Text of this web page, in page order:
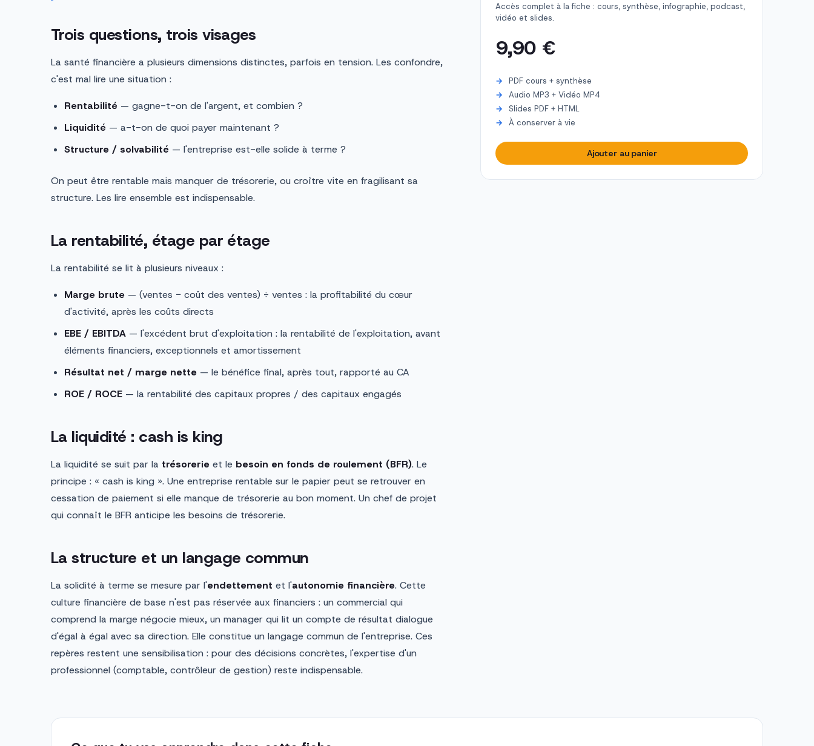
Trois questions, trois visages
La santé financière a plusieurs dimensions distinctes, parfois en tension. Les confondre,
c'est mal lire une situation :
Rentabilité — gagne-t-on de l'argent, et combien ?
Liquidité — a-t-on de quoi payer maintenant ?
Structure / solvabilité — l'entreprise est-elle solide à terme ?
On peut être rentable mais manquer de trésorerie, ou croître vite en fragilisant sa
structure. Les lire ensemble est indispensable.
La rentabilité, étage par étage
La rentabilité se lit à plusieurs niveaux :
Marge brute — (ventes − coût des ventes) ÷ ventes : la profitabilité du cœur
d'activité, après les coûts directs
EBE / EBITDA — l'excédent brut d'exploitation : la rentabilité de l'exploitation, avant
éléments financiers, exceptionnels et amortissement
Résultat net / marge nette — le bénéfice final, après tout, rapporté au CA
ROE / ROCE — la rentabilité des capitaux propres / des capitaux engagés
La liquidité : cash is king
La liquidité se suit par la trésorerie et le besoin en fonds de roulement (BFR). Le
principe : « cash is king ». Une entreprise rentable sur le papier peut se retrouver en
cessation de paiement si elle manque de trésorerie au bon moment. Un chef de projet
qui connaît le BFR anticipe les besoins de trésorerie.
La structure et un langage commun
La solidité à terme se mesure par l'endettement et l'autonomie financière. Cette
culture financière de base n'est pas réservée aux financiers : un commercial qui
comprend la marge négocie mieux, un manager qui lit un compte de résultat dialogue
d'égal à égal avec sa direction. Elle constitue un langage commun de l'entreprise. Ces
repères restent une sensibilisation : pour des décisions concrètes, l'expertise d'un
professionnel (comptable, contrôleur de gestion) reste indispensable.
Accès complet à la fiche : cours, synthèse, infographie, podcast,
vidéo et slides.
9,90 €
PDF cours + synthèse
Audio MP3 + Vidéo MP4
Slides PDF + HTML
À conserver à vie
Ajouter au panier